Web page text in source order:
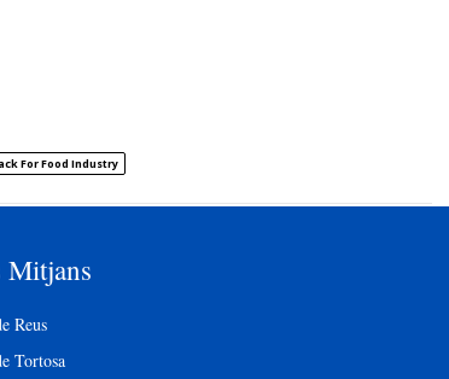
For Food Industry
Reus
Tortosa